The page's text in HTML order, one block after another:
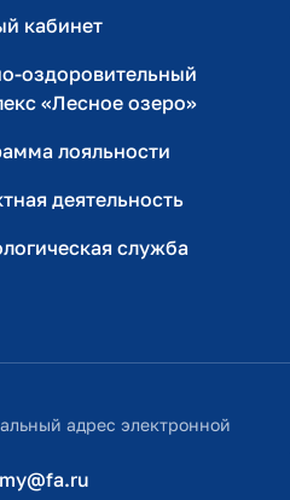
кабинет
оздоровительный
«Лесное озеро»
лояльности
деятельность
служба
адрес электронной